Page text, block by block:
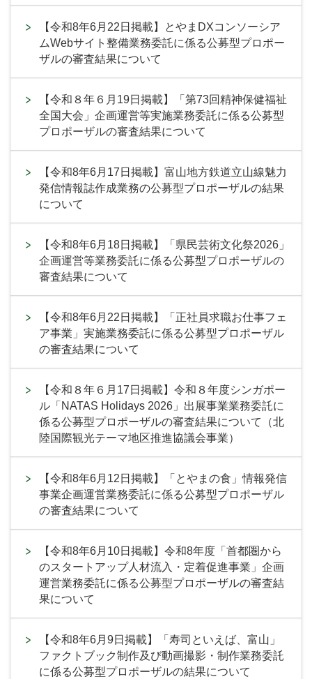
【令和8年6月22日掲載】とやまDXコンソーシア
ムWebサイト整備業務委託に係る公募型プロポー
ザルの審査結果について
【令和８年６月19日掲載】「第73回精神保健福祉
全国大会」企画運営等実施業務委託に係る公募型
プロポーザルの審査結果について
【令和8年6月17日掲載】富山地方鉄道立山線魅力
発信情報誌作成業務の公募型プロポーザルの結果
について
【令和8年6月18日掲載】「県民芸術文化祭2026」
企画運営等業務委託に係る公募型プロポーザルの
審査結果について
【令和8年6月22日掲載】「正社員求職お仕事フェ
ア事業」実施業務委託に係る公募型プロポーザル
の審査結果について
【令和８年６月17日掲載】令和８年度シンガポー
ル「NATAS Holidays 2026」出展事業業務委託に
係る公募型プロポーザルの審査結果について（北
陸国際観光テーマ地区推進協議会事業）
【令和8年6月12日掲載】「とやまの食」情報発信
事業企画運営業務委託に係る公募型プロポーザル
の審査結果について
【令和8年6月10日掲載】令和8年度「首都圏から
のスタートアップ人材流入・定着促進事業」企画
運営業務委託に係る公募型プロポーザルの審査結
果について
【令和8年6月9日掲載】「寿司といえば、富山」
ファクトブック制作及び動画撮影・制作業務委託
に係る公募型プロポーザルの結果について